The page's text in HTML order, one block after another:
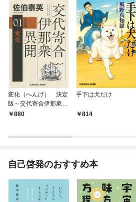
変化（へんげ） 決定
版～交代寄合伊那衆異
聞（1）～
880
手下は犬だけ
814
自己啓発のおすすめ本